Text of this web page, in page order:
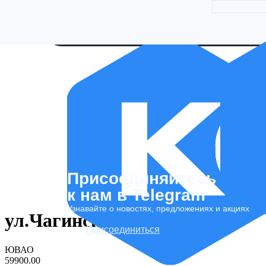
ул.Чагинская 4
ЮВАО
59900.00
Присоединяйтесь
к нам в Telegram
Узнавайте о новостях, предложениях и акциях
Присоединиться